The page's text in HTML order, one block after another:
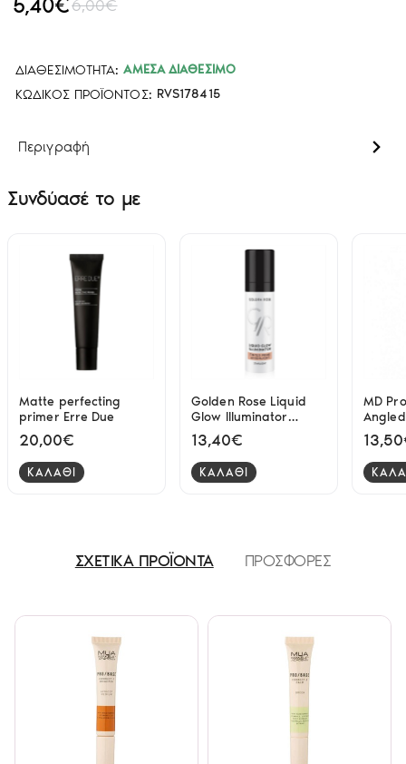
ΔΙΑΘΕΣΙΜΌΤΗΤΑ: ΆΜΕΣΑ ΔΙΑΘΈΣΙΜΟ
ΚΩΔΙΚΌΣ ΠΡΟΪΌΝΤΟΣ: RVS178415
6,00€
Περιγραφή
Συνδύασέ το με
Matte perfecting
primer Erre Due
20,00€
ΚΑΛΑΘΙ
Golden Rose Liquid
Glow Illuminator
Tinted Prime &
Highlight
13,40€
ΚΑΛΑΘΙ
MD
- 03
ΣΧΕΤΙΚΑ ΠΡΟΪΟΝΤΑ ΠΡΟΣΦΟΡΕΣ